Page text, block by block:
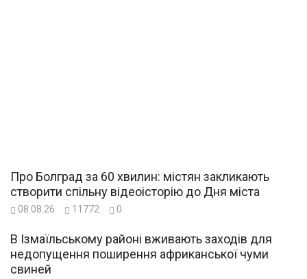
Про Болград за 60 хвилин: містян закликають
створити спільну відеоісторію до Дня міста
08.08.26 11772 0
В Ізмаїльському районі вживають заходів для
недопущення поширення африканської чуми
свиней